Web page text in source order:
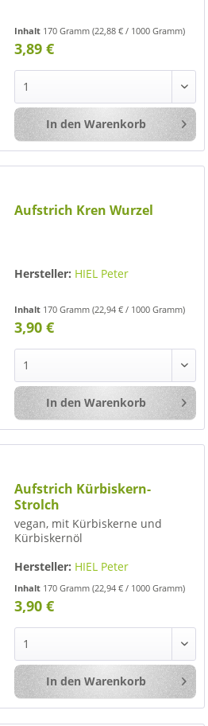
Inhalt 170 Gramm(22,88 € / 1000 Gramm)
3,89 €
In den Warenkorb
Aufstrich Kren Wurzel
Hersteller: HIEL Peter
Inhalt 170 Gramm(22,94 € / 1000 Gramm)
3,90 €
In den Warenkorb
Aufstrich Kürbiskern-
Strolch
vegan, mit Kürbiskerne und
Kürbiskernöl
Hersteller: HIEL Peter
Inhalt 170 Gramm(22,94 € / 1000 Gramm)
3,90 €
In den Warenkorb